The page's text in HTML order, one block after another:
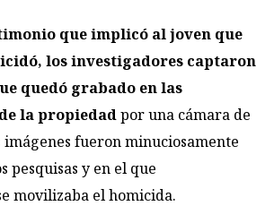
que implicó al joven que
los investigadores captaron
quedó grabado en las
la propiedadpor una cámara de
imágenes fueron minuciosamente
pesquisas y en el que
movilizaba el homicida.